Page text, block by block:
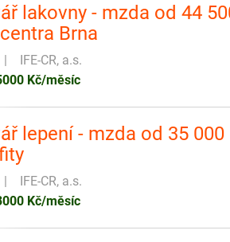
lakovny - mzda od 44
Brna
IFE-CR, a.s.
Kč/měsíc
lepení - mzda od 35
IFE-CR, a.s.
Kč/měsíc